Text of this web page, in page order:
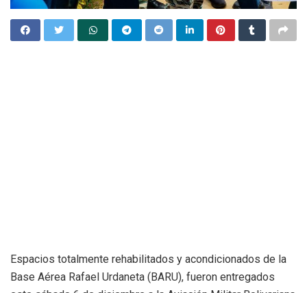
Espacios totalmente rehabilitados y acondicionados de la
Base Aérea Rafael Urdaneta (BARU), fueron entregados